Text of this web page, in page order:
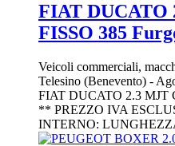
FIAT DUCATO
FISSO 385
Veicoli commerciali,
Telesino (Benevento) -
FIAT DUCATO 2.3 MJT
** PREZZO IVA
INTERNO: